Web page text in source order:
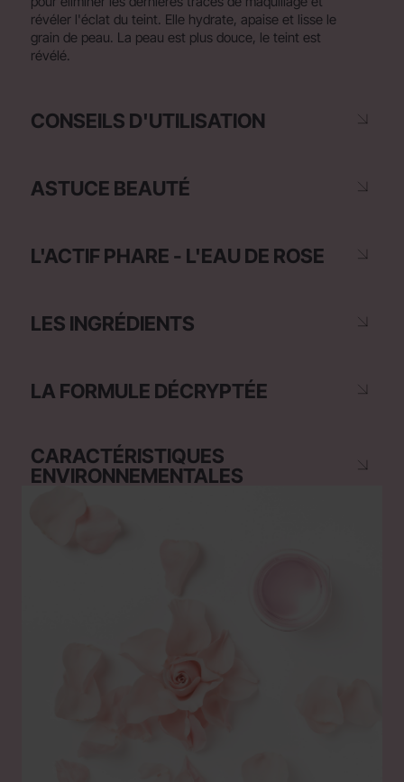
révéler l'éclat du teint. Elle hydrate, apaise et lisse le
grain de peau. La peau est plus douce, le teint est
révélé.
CONSEILS D'UTILISATION
ASTUCE BEAUTÉ
L'ACTIF PHARE - L'EAU DE ROSE
LES INGRÉDIENTS
LA FORMULE DÉCRYPTÉE
CARACTÉRISTIQUES
ENVIRONNEMENTALES